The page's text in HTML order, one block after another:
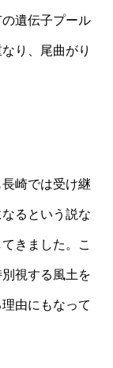
遺伝子プール
り、尾曲がり
崎では受け継
るという説な
きました。こ
視する風土を
由にもなって